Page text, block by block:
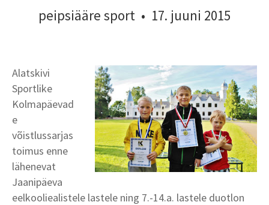
peipsiääre sport • 17. juuni 2015
Alatskivi
Sportlike
Kolmapäevad
e
võistlussarjas
toimus enne
lähenevat
Jaanipäeva
eelkooliealistele lastele ning 7.-14.a. lastele duotlon